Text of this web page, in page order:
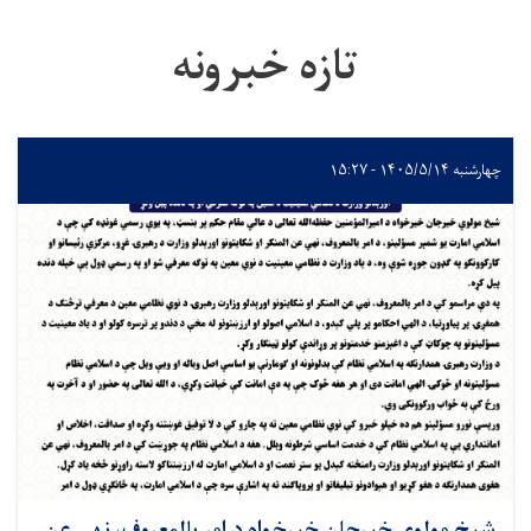
تازه خبرونه
چهارشنبه ۱۴۰۵/۵/۱۴ - ۱۵:۲۷